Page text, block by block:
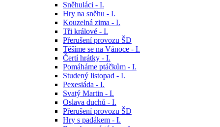
Sněhuláci - I.
Hry na sněhu - I.
Kouzelná zima - I.
Tři králové - I.
Přerušení provozu ŠD
Těšíme se na Vánoce - I.
Čertí hrátky - I.
Pomáháme ptáčkům - I.
Studený listopad - I.
Pexesiáda - I.
Svatý Martin - I.
Oslava duchů - I.
Přerušení provozu ŠD
Hry s padákem - I.